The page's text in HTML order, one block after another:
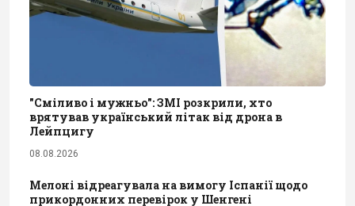
"Сміливо і мужньо": ЗМІ розкрили, хто
врятував український літак від дрона в
Лейпцигу
08.08.2026
Мелоні відреагувала на вимогу Іспанії щодо
прикордонних перевірок у Шенгені